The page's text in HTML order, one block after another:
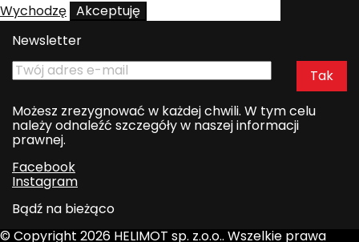
Wychodzę Akceptuję
Newsletter
Możesz zrezygnować w każdej chwili. W tym celu
należy odnaleźć szczegóły w naszej informacji
prawnej.
Facebook
Instagram
Bądź na bieżąco
© Copyright 2026 HELIMOT sp. z.o.o.. Wszelkie prawa